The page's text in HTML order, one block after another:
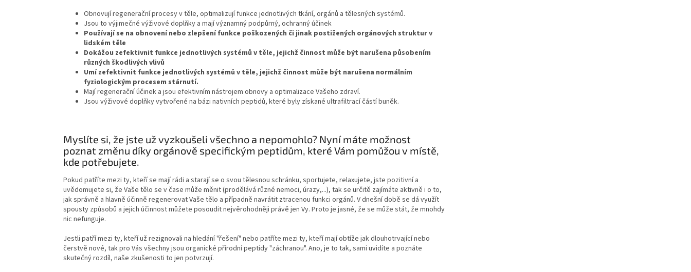
Obnovují regenerační procesy v těle, optimalizují funkce jednotlivých tkání, orgánů a tělesných systémů.
Jsou to výjimečné výživové doplňky a mají významný podpůrný, ochranný účinek
Používají se na obnovení nebo zlepšení funkce poškozených či jinak postižených orgánových struktur v
lidském těle
Dokážou zefektivnit funkce jednotlivých systémů v těle, jejichž činnost může být narušena působením
různých škodlivých vlivů
Umí zefektivnit funkce jednotlivých systémů v těle, jejichž činnost může být narušena normálním
fyziologickým procesem stárnutí.
Mají regenerační účinek a jsou efektivním nástrojem obnovy a optimalizace Vašeho zdraví.
Jsou výživové doplňky vytvořené na bázi nativních peptidů, které byly získané ultrafiltrací částí buněk.
Myslíte si, že jste už vyzkoušeli všechno a nepomohlo? Nyní máte možnost
poznat změnu díky orgánově specifickým peptidům, které Vám pomůžou v místě,
kde potřebujete.
Pokud patříte mezi ty, kteří se mají rádi a starají se o svou tělesnou schránku, sportujete, relaxujete, jste pozitivní a
uvědomujete si, že Vaše tělo se v čase může měnit (prodělává různé nemoci, úrazy,...), tak se určitě zajímáte aktivně i o to,
jak správně a hlavně účinně regenerovat Vaše tělo a případně navrátit ztracenou funkci orgánů. V dnešní době se dá využít
spousty způsobů a jejich účinnost můžete posoudit nejvěrohodněji právě jen Vy. Proto je jasné, že se může stát, že mnohdy
nic nefunguje.
Jestli patří mezi ty, kteří už rezignovali na hledání "řešení" nebo patříte mezi ty, kteří mají obtíže jak dlouhotrvající nebo
čerstvě nové, tak pro Vás všechny jsou organické přírodní peptidy "záchranou". Ano, je to tak, sami uvidíte a poznáte
skutečný rozdíl, naše zkušenosti to jen potvrzují.